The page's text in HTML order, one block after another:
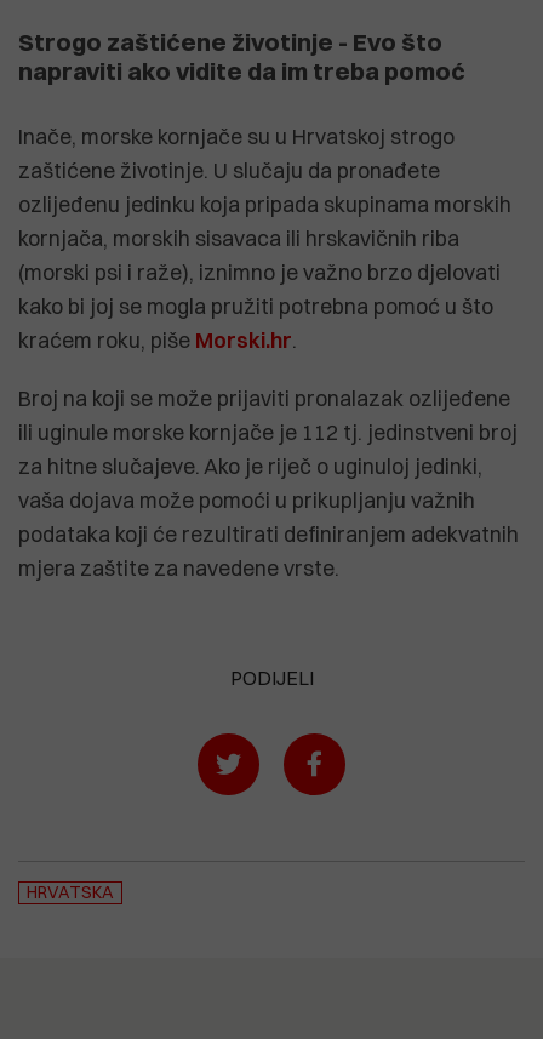
Strogo zaštićene životinje - Evo što
napraviti ako vidite da im treba pomoć
Inače, morske kornjače su u Hrvatskoj strogo
zaštićene životinje. U slučaju da pronađete
ozlijeđenu jedinku koja pripada skupinama morskih
kornjača, morskih sisavaca ili hrskavičnih riba
(morski psi i raže), iznimno je važno brzo djelovati
kako bi joj se mogla pružiti potrebna pomoć u što
kraćem roku, piše Morski.hr.
Broj na koji se može prijaviti pronalazak ozlijeđene
ili uginule morske kornjače je 112 tj. jedinstveni broj
za hitne slučajeve. Ako je riječ o uginuloj jedinki,
vaša dojava može pomoći u prikupljanju važnih
podataka koji će rezultirati definiranjem adekvatnih
mjera zaštite za navedene vrste.
PODIJELI
HRVATSKA